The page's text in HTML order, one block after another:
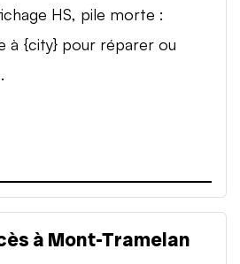
HS, pile morte :
à {city} pour réparer ou
à Mont-Tramelan